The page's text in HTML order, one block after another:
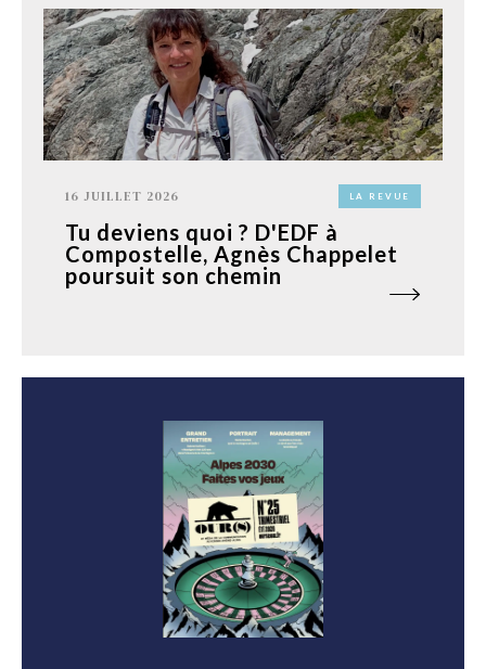
16 JUILLET 2026 LA REVUE
Tu deviens quoi ? D'EDF à
Compostelle, Agnès Chappelet
poursuit son chemin